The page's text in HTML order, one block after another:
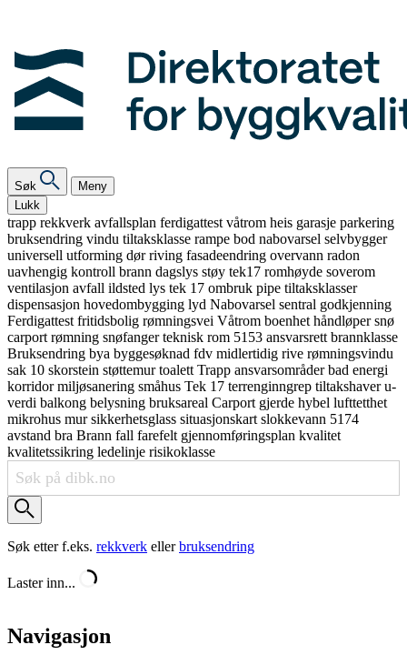
Søk
Meny
Lukk
trapp rekkverk avfallsplan ferdigattest våtrom heis garasje parkering
bruksendring vindu tiltaksklasse rampe bod nabovarsel selvbygger
universell utforming dørriving fasadeendring overvann radon
uavhengig kontroll brann dagslys støy tek17 romhøyde soverom
ventilasjon avfall ildsted lys tek 17 ombruk pipe tiltaksklasser
dispensasjon hovedombygging lyd Nabovarsel sentral godkjenning
Ferdigattest fritidsbolig rømningsvei Våtrom boenhet håndløpersnø
carport rømning snøfangerteknisk rom 5153 ansvarsrett brannklasse
Bruksendring bya byggesøknad fdv midlertidig rive rømningsvindu
sak 10 skorstein støttemurtoalett Trapp ansvarsområderbad energi
korridormiljøsanering småhus Tek 17 terrenginngrep tiltakshaveru-
verdi balkong belysning bruksareal Carport gjerde hybel lufttetthet
mikrohus mursikkerhetsglass situasjonskart slokkevann 5174
avstand bra Brann fall farefelt gjennomføringsplan kvalitet
kvalitetssikring ledelinje risikoklasse
Søk etter f.eks. rekkverk ellerbruksendring
Laster inn...
Navigasjon